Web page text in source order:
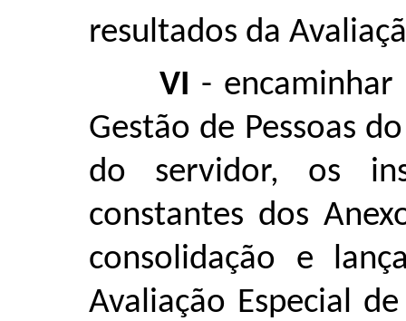
resultados da
VI - encaminhar
Gestão de Pessoas
do servidor, os
constantes dos
consolidação e
Avaliação Especial